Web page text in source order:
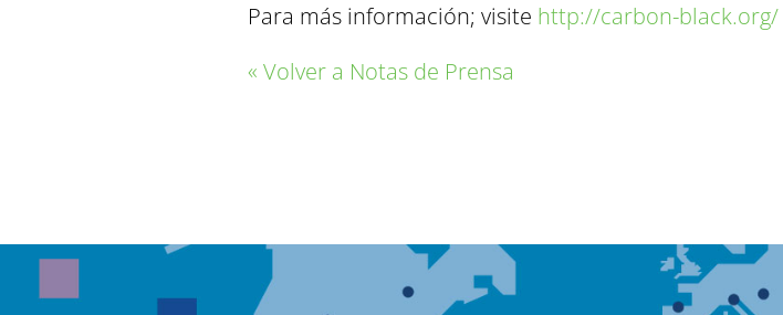
Para más información; visite http://carbon-black.org/
« Volver a Notas de Prensa